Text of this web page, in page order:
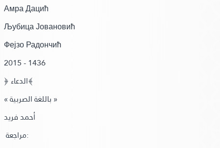
Амра Дацић
Љубица Јовановић
Фејзо Радончић
2015- 1436
﴿ الدعاء﴾
« باللغة الصربية »
أحمد فريد
مراجعة: